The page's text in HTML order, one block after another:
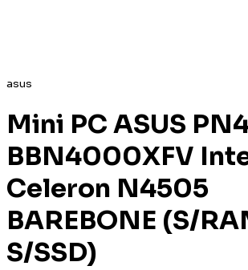
asus
Mini PC ASUS
BBN4000XFV
Celeron N4505
BAREBONE (S/
S/SSD)